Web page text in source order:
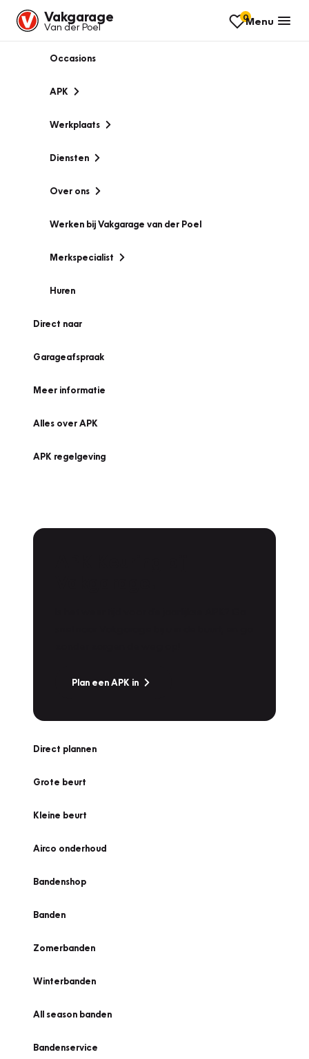
Vakgarage
Van der Poel
0Menu
Occasions
APK
Werkplaats
Diensten
Over ons
Werken bij Vakgarage van der Poel
Merkspecialist
Huren
Direct naar
Garageafspraak
Meer informatie
Alles over APK
APK regelgeving
Plan een APK in
Direct plannen
Grote beurt
Kleine beurt
Airco onderhoud
Bandenshop
Banden
Zomerbanden
Winterbanden
All season banden
Bandenservice